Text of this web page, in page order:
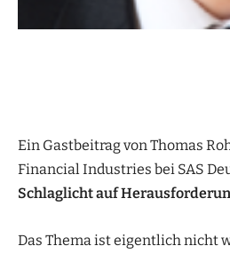
Ein Gastbeitrag von Thomas
Financial Industries bei SAS
Schlaglicht auf
Das Thema ist eigentlich nicht